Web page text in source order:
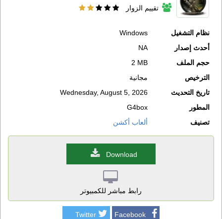
تقييم الزوار
نظام التشغيل
Windows
أحدث إصدار
NA
حجم الملف
2 MB
الترخيص
مجانية
تاريخ التحديث
Wednesday, August 5, 2026
المطور
G4box
تصنيف
ألعاب أكشن
Download
رابط مباشر للكمبيوتر
Facebook
Twitter